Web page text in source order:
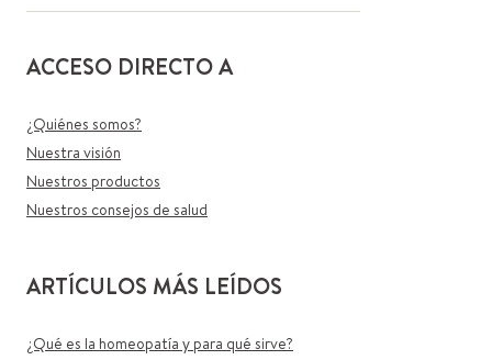
ACCESO DIRECTO A
¿Quiénes somos?
Nuestra visión
Nuestros productos
Nuestros consejos de salud
ARTÍCULOS MÁS LEÍDOS
¿Qué es la homeopatía y para qué sirve?